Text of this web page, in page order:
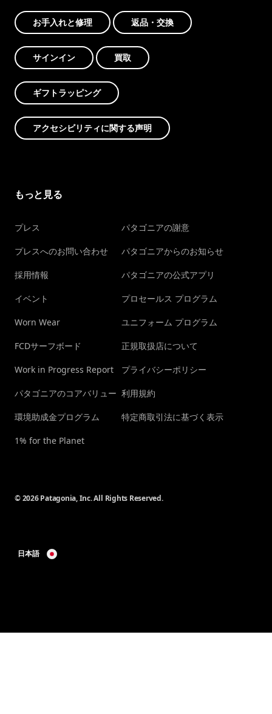
お手入れと修理 返品・交換
サインイン 買取
ギフトラッピング
アクセシビリティに関する声明
もっと見る
プレス
プレスへのお問い合わせ
採用情報
イベント
Worn Wear
FCDサーフボード
Work in Progress Report
パタゴニアのコアバリュー
環境助成金プログラム
1% for the Planet
パタゴニアの謝意
パタゴニアからのお知らせ
パタゴニアの公式アプリ
プロセールス プログラム
ユニフォーム プログラム
正規取扱店について
プライバシーポリシー
利用規約
特定商取引法に基づく表示
© 2026 Patagonia, Inc. All Rights Reserved.
日本語